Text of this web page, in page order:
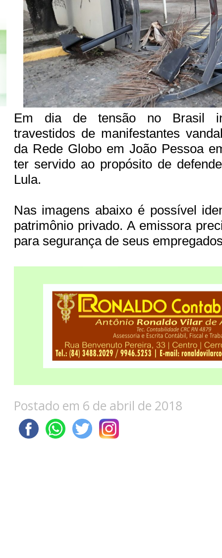
Em dia de tensão no Brasil
travestidos de manifestantes
da Rede Globo em João Pessoa
ter servido ao propósito de
Lula.
Nas imagens abaixo é possível
patrimônio privado. A emissora
para segurança de seus
Postado em 6 de abril de 2018